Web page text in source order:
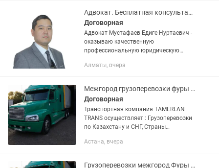
Адвокат. Бесплатная консультация по телефону. 15 лет стажа госслужбы
Договорная
Адвокат Мустафаев Едиге Нуртаевич -
оказываю качественную
профессиональную юридическую
являются честное и добросовестное
опишу примерные...
Алматы, вчера
Межгород грузоперевозки фуры Тента площадки камазы
Договорная
Транспортная компания TAMERLAN
TRANS осуществляет : Грузоперевозки
по Казахстану и СНГ, Страны
Доставка груза отдельной машиной от
Астана, вчера
Грузоперевозки межгород Фуры тентовки площадки камазы тралы